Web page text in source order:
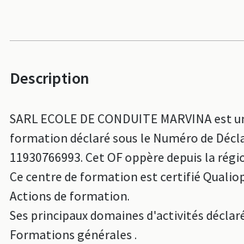
Description
SARL ECOLE DE CONDUITE MARVINA est
formation déclaré sous le Numéro de
11930766993. Cet OF oppère depuis la
Ce centre de formation est certifié
Actions de formation.
Ses principaux domaines d'activités
Formations générales .